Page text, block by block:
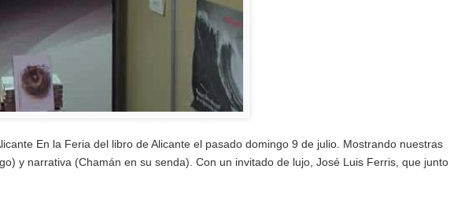
En la Feria del libro de Alicante el pasado domingo 9 de julio. Mostrando nuestras
y narrativa (Chamán en su senda). Con un invitado de lujo, José Luis Ferris, que junto